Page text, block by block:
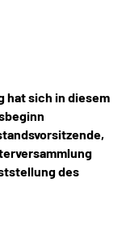
hat sich in diesem
des